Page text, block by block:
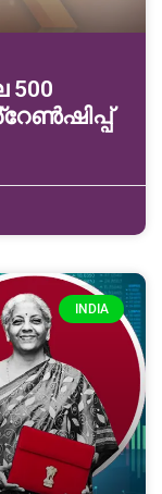
INDIA